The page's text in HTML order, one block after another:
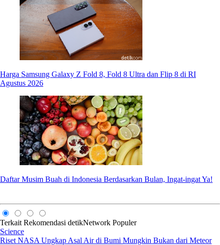
Harga Samsung Galaxy Z Fold 8, Fold 8 Ultra dan Flip 8 di RI
Agustus 2026
Daftar Musim Buah di Indonesia Berdasarkan Bulan, Ingat-ingat Ya!
Terkait Rekomendasi detikNetwork Populer
Science
Riset NASA Ungkap Asal Air di Bumi Mungkin Bukan dari Meteor